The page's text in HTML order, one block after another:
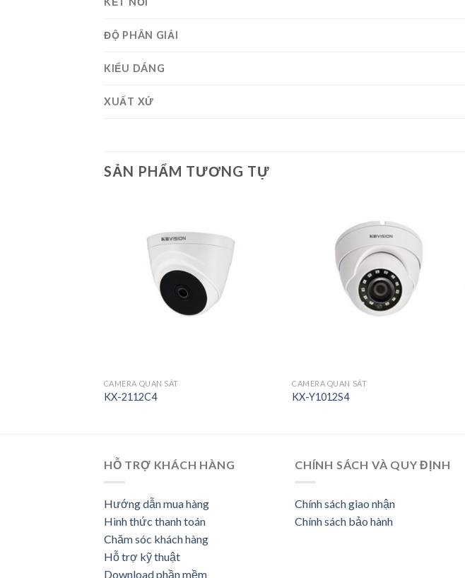
ĐỘ PHÂN GIẢI
KIỂU DÁNG
XUẤT XỨ
SẢN PHẨM TƯƠNG TỰ
CAMERA QUAN SÁT
KX-2112C4
CAMERA QUAN SÁT
KX-Y1012S4
HỖ TRỢ KHÁCH HÀNG
Hướng dẫn mua hàng
Hình thức thanh toán
Chăm sóc khách hàng
Hỗ trợ kỹ thuật
Download phần mềm
CHÍNH SÁCH VÀ QUY ĐỊNH
Chính sách giao nhận
Chính sách bảo hành